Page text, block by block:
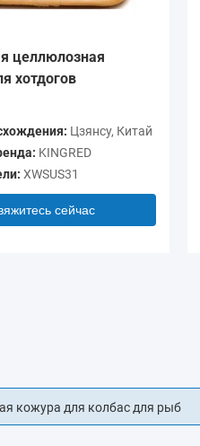
целлюлозная
хотдогов
Цзянсу, Китай
KINGRED
XWSUS31
сейчас
для пищевых продуктов